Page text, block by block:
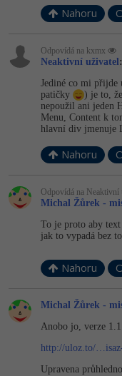
Nahoru
Odpovídá na kxmx
Neaktivní uživatel:
Jediné co mi přijde
patičky
) je to,
nepoužil ani jeden
Menu, Content k
hlavní div jmenuje
Nahoru
Odpovídá na Neaktivní
Michal Žůrek -
To je proto aby text
jak to vypadá bez
Nahoru
Michal Žůrek -
Anobo jo, verze
http://uloz.to/
Upravena